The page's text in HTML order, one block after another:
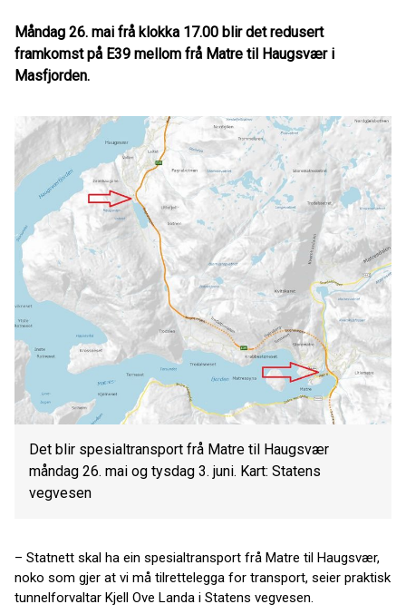
Måndag 26. mai frå klokka 17.00 blir det redusert
framkomst på E39 mellom frå Matre til Haugsvær i
Masfjorden.
Det blir spesialtransport frå Matre til Haugsvær
måndag 26. mai og tysdag 3. juni. Kart: Statens
vegvesen
– Statnett skal ha ein spesialtransport frå Matre til Haugsvær,
noko som gjer at vi må tilrettelegga for transport, seier praktisk
tunnelforvaltar Kjell Ove Landa i Statens vegvesen.